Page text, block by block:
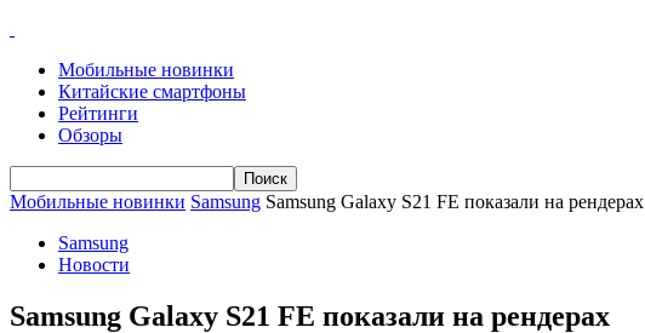
Мобильные новинки
Китайские смартфоны
Рейтинги
Обзоры
Мобильные новинки Samsung Samsung Galaxy S21 FE показали на рендерах
Samsung
Новости
Samsung Galaxy S21 FE показали на рендерах